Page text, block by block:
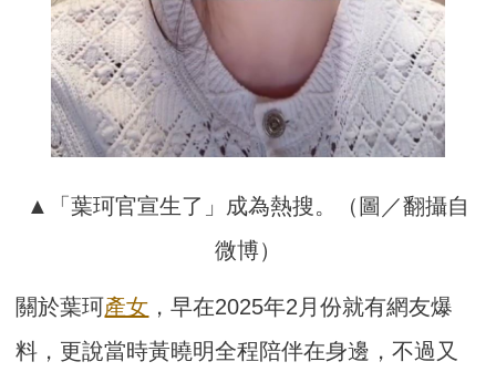
▲「葉珂官宣生了」成為熱搜。（圖／翻攝自
微博）
關於葉珂產女 ，早在2025年2月份就有網友爆
料，更說當時黃曉明全程陪伴在身邊，不過又